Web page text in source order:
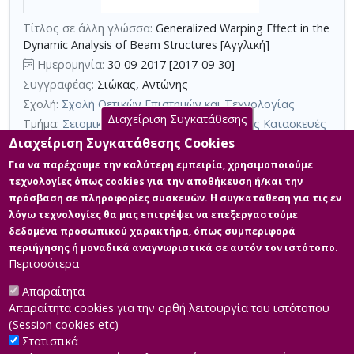
τη
χρήση
επιπλέον
κριτηρίων
αναζήτησης
Τίτλος σε άλλη γλώσσα: Generalized Warping Effect in the
Dynamic Analysis of Beam Structures [Αγγλική]
Ημερομηνία: 30-09-2017 [2017-09-30]
Συγγραφέας: Σιώκας, Αντώνης
Σχολή: Σχολή Θετικών Επιστημών και Τεχνολογίας
Τμήμα: Σεισμική Μηχανική και Αντισεισμικές Κατασκευές
(ΣΜΑ)
Περίληψη (Abstract):
Στην παρούσα μεταπτυχιακή εργασία,
παρουσιάζεται η επιρροή των στρεπτικών και διατμητικών
παραμορφώσεων στην ελαστική, στατική και δυναμική ανάλυση
ραβδόμορφων φορέων, σε μια προσπάθεια να αναδειχτεί η
σπουδαιότητα των παραμορφώσεων αυτών στον
προσδιορισμό αφενός των κινηματικών και εντατικών μεγεθών
της ράβδου και αφετέρου των ιδιομορφών και των
ιδιοσυχνοτήτων της. Η επιρροή αυτή λαμβάνεται υπόψ...
Διαχείριση Συγκατάθεσης
Διαχείριση Συγκατάθεσης Cookies
Για να παρέχουμε την καλύτερη εμπειρία, χρησιμοποιούμε
τεχνολογίες όπως cookies για την αποθήκευση ή/και την
πρόσβαση σε πληροφορίες συσκευών. Η συγκατάθεση για τις εν
λόγω τεχνολογίες θα μας επιτρέψει να επεξεργαστούμε
δεδομένα προσωπικού χαρακτήρα, όπως συμπεριφορά
περιήγησης ή μοναδικά αναγνωριστικά σε αυτόν τον ιστότοπο.
Περισσότερα
Απαραίτητα
Απαραίτητα cookies για την ορθή λειτουργία του ιστότοπου
(Session cookies etc)
Στατιστικά